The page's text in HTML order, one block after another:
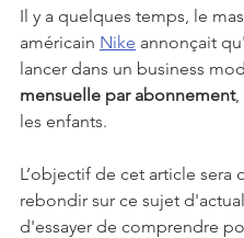
Il y a quelques temps, le
américain Nike annonçait
lancer dans un business
mensuelle par abonnement,
les enfants.
L’objectif de cet article sera
rebondir sur ce sujet
d'essayer de comprendre